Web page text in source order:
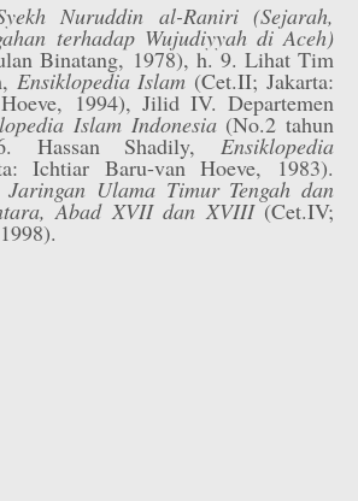
Nuruddin al-Raniri (Sejarah,
terhadap Wujudiyyah di Aceh)
Binatang, 1978), h. 9. Lihat Tim
Ensiklopedia Islam (Cet.II; Jakarta:
1994), Jilid IV. Departemen
Islam Indonesia (No.2 tahun
Hassan Shadily, Ensiklopedia
Ichtiar Baru-van Hoeve, 1983).
Jaringan Ulama Timur Tengah dan
Abad XVII dan XVIII(Cet.IV;